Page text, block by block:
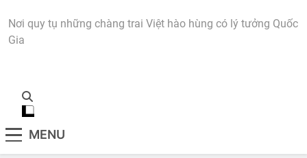
Nơi quy tụ những chàng trai Việt hào hùng có lý tưởng Quốc
Gia
MENU